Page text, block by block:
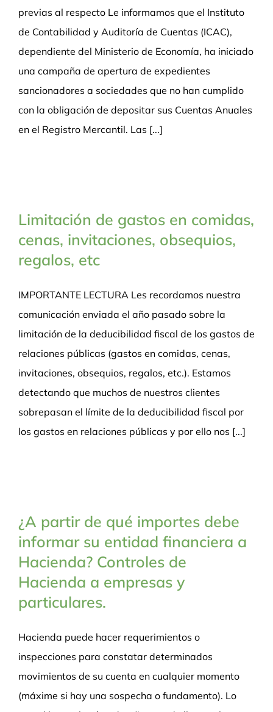
previas al respecto Le informamos que el Instituto
de Contabilidad y Auditoría de Cuentas (ICAC),
dependiente del Ministerio de Economía, ha iniciado
una campaña de apertura de expedientes
sancionadores a sociedades que no han cumplido
con la obligación de depositar sus Cuentas Anuales
en el Registro Mercantil. Las [...]
Limitación de gastos en comidas,
cenas, invitaciones, obsequios,
regalos, etc
IMPORTANTE LECTURA Les recordamos nuestra
comunicación enviada el año pasado sobre la
limitación de la deducibilidad fiscal de los gastos de
relaciones públicas (gastos en comidas, cenas,
invitaciones, obsequios, regalos, etc.). Estamos
detectando que muchos de nuestros clientes
sobrepasan el límite de la deducibilidad fiscal por
los gastos en relaciones públicas y por ello nos [...]
¿A partir de qué importes debe
informar su entidad financiera a
Hacienda? Controles de
Hacienda a empresas y
particulares.
Hacienda puede hacer requerimientos o
inspecciones para constatar determinados
movimientos de su cuenta en cualquier momento
(máxime si hay una sospecha o fundamento). Lo